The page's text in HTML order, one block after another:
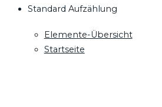
Standard Aufzählung
Elemente-Übersicht
Startseite